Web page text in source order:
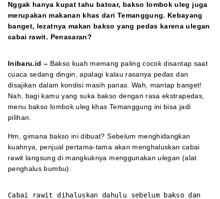
Nggak hanya kupat tahu batoar, bakso lombok uleg juga
merupakan makanan khas dari Temanggung. Kebayang
banget, lezatnya makan bakso yang pedas karena ulegan
cabai rawit. Penasaran?
Inibaru.id – Bakso kuah memang paling cocok disantap saat
cuaca sedang dingin, apalagi kalau rasanya pedas dan
disajikan dalam kondisi masih panas. Wah, mantap banget!
Nah, bagi kamu yang suka bakso dengan rasa ekstrapedas,
menu bakso lombok uleg khas Temanggung ini bisa jadi
pilihan.
Hm, gimana bakso ini dibuat? Sebelum menghidangkan
kuahnya, penjual pertama-tama akan menghaluskan cabai
rawit langsung di mangkuknya menggunakanulegan (alat
penghalus bumbu).
Cabai rawit dihaluskan dahulu sebelum bakso dan